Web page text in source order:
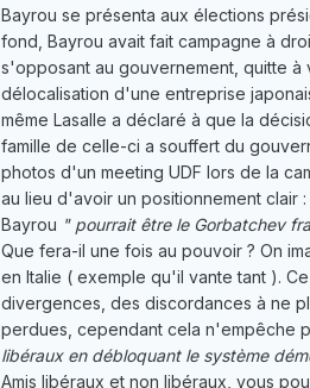
Bayrou se présenta aux élections
fond, Bayrou avait fait campagne à
s'opposant au gouvernement, quitte à
délocalisation d'une entreprise
même Lasalle a déclaré à que la
famille de celle-ci a souffert du
photos d'un meeting UDF lors de la
au lieu d'avoir un positionnement clair
Bayrou " pourrait être le Gorbatchev
Que fera-il une fois au pouvoir ? On
en Italie ( exemple qu'il vante tant ).
divergences, des discordances à ne
perdues, cependant cela n'empêche
libéraux en débloquant le système
Amis libéraux et non libéraux, vous